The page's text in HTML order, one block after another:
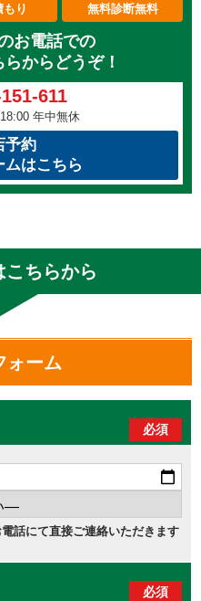
もり 無料診断無料
お電話での
からどうぞ！
611
年中無休
予約
ムはこちら
こちらから
ォーム
必須
話にて直接ご連絡いただきます
必須